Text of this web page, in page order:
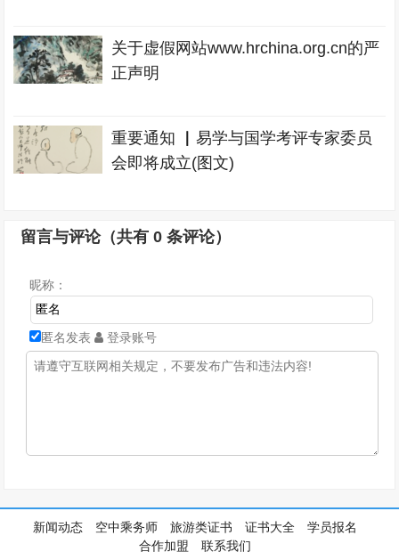
关于虚假网站www.hrchina.org.cn的严
正声明
重要通知 ▏易学与国学考评专家委员
会即将成立(图文)
留言与评论（共有0 条评论）
昵称：
匿名发表 登录账号
新闻动态 空中乘务师 旅游类证书 证书大全
学员报名
合作加盟
联系我们